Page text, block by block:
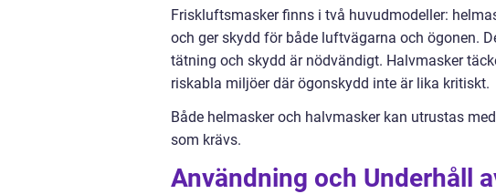
Friskluftsmasker finns i två huvudmodeller:
och ger skydd för både luftvägarna och ögonen.
tätning och skydd är nödvändigt. Halvmasker
riskabla miljöer där ögonskydd inte är lika kritiskt.
Både helmasker och halvmasker kan utrustas
som krävs.
Användning och Underhåll